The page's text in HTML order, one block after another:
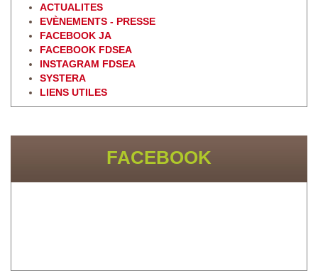
ACTUALITES
EVÈNEMENTS - PRESSE
FACEBOOK JA
FACEBOOK FDSEA
INSTAGRAM FDSEA
SYSTERA
LIENS UTILES
FACEBOOK